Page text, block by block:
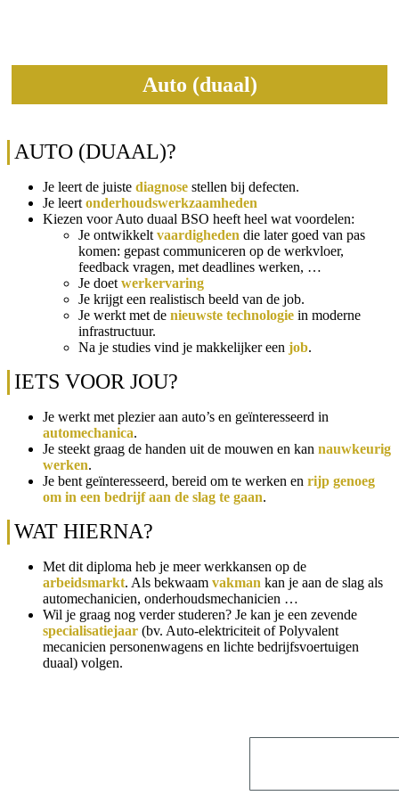
Auto (duaal)
AUTO (DUAAL)?
Je leert de juiste diagnose stellen bij defecten.
Je leert onderhoudswerkzaamheden
Kiezen voor Auto duaal BSO heeft heel wat voordelen:
Je ontwikkelt vaardigheden die later goed van pas
komen: gepast communiceren op de werkvloer,
feedback vragen, met deadlines werken, …
Je doet werkervaring
Je krijgt een realistisch beeld van de job.
Je werkt met de nieuwste technologie in moderne
infrastructuur.
Na je studies vind je makkelijker een job.
IETS VOOR JOU?
Je werkt met plezier aan auto’s en geïnteresseerd in
automechanica.
Je steekt graag de handen uit de mouwen en kan nauwkeurig
werken.
Je bent geïnteresseerd, bereid om te werken en rijp genoeg
om in een bedrijf aan de slag te gaan.
WAT HIERNA?
Met dit diploma heb je meer werkkansen op de
arbeidsmarkt. Als bekwaam vakman kan je aan de slag als
automechanicien, onderhoudsmechanicien …
Wil je graag nog verder studeren? Je kan je een zevende
specialisatiejaar (bv. Auto-elektriciteit of Polyvalent
mecanicien personenwagens en lichte bedrijfsvoertuigen
duaal) volgen.